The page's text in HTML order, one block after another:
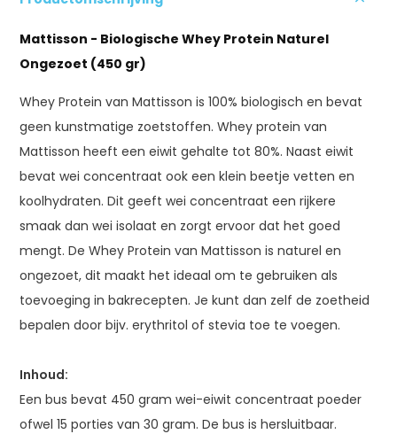
Mattisson - Biologische Whey Protein Naturel
Ongezoet (450 gr)
Whey Protein van Mattisson is 100% biologisch en bevat
geen kunstmatige zoetstoffen. Whey protein van
Mattisson heeft een eiwit gehalte tot 80%. Naast eiwit
bevat wei concentraat ook een klein beetje vetten en
koolhydraten. Dit geeft wei concentraat een rijkere
smaak dan wei isolaat en zorgt ervoor dat het goed
mengt. De Whey Protein van Mattisson is naturel en
ongezoet, dit maakt het ideaal om te gebruiken als
toevoeging in bakrecepten. Je kunt dan zelf de zoetheid
bepalen door bijv. erythritol of stevia toe te voegen.
Inhoud:
Een bus bevat 450 gram wei-eiwit concentraat poeder
ofwel 15 porties van 30 gram. De bus is hersluitbaar.